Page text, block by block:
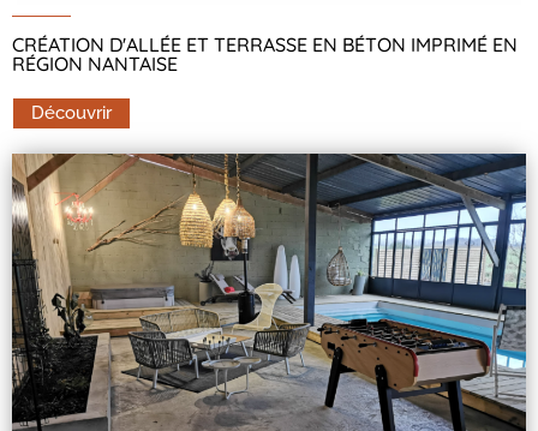
CRÉATION D'ALLÉE ET TERRASSE EN BÉTON IMPRIMÉ EN
RÉGION NANTAISE
Découvrir